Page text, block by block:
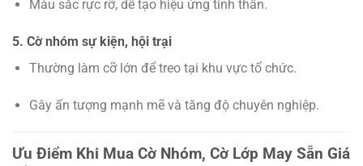
Màu sắc rực rỡ, dễ tạo hiệu ứng tinh thần.
5. Cờ nhóm sự kiện, hội trại
Thường làm cỡ lớn để treo tại khu vực tổ chức.
Gây ấn tượng mạnh mẽ và tăng độ chuyên nghiệp.
Ưu Điểm Khi Mua Cờ Nhóm, Cờ Lớp May Sẵn Giá